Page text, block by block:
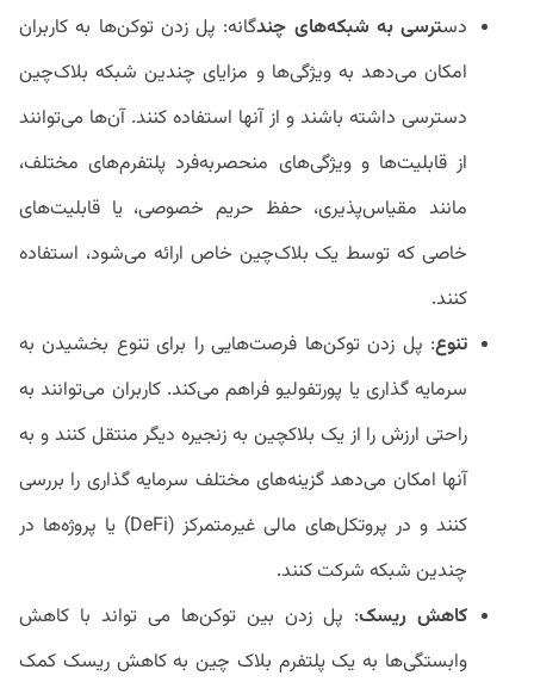
دسترسی به شبکه‌های چندگانه: پل زدن توکن‌ها به کاربران
امکان می‌دهد به ویژگی‌ها و مزایای چندین شبکه بلاک‌چین
دسترسی داشته باشند و از آنها استفاده کنند. آن‌ها می‌توانند
از قابلیت‌ها و ویژگی‌های منحصربه‌فرد پلتفرم‌های مختلف،
مانند مقیاس‌پذیری، حفظ حریم خصوصی، یا قابلیت‌های
خاصی که توسط یک بلاک‌چین خاص ارائه می‌شود، استفاده
کنند.
تنوع: پل زدن توکن‌ها فرصت‌هایی را برای تنوع بخشیدن به
سرمایه گذاری یا پورتفولیو فراهم می‌کند. کاربران می‌توانند به
راحتی ارزش را از یک بلاکچین به زنجیره دیگر منتقل کنند و به
آنها امکان می‌دهد گزینه‌های مختلف سرمایه گذاری را بررسی
کنند و در پروتکل‌های مالی غیرمتمرکز (DeFi) یا پروژه‌ها در
چندین شبکه شرکت کنند.
کاهش ریسک: پل زدن بین توکن‌ها می تواند با کاهش
وابستگی‌ها به یک پلتفرم بلاک چین به کاهش ریسک کمک